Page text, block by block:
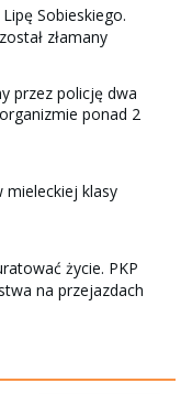
Sobieskiego.
złamany
przez policję dwa
ponad 2
mieleckiej klasy
życie. PKP
na przejazdach